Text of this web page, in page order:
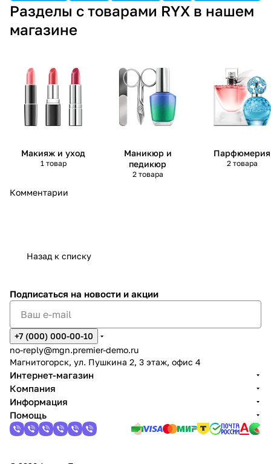
Разделы с товарами RYX в нашем
магазине
Макияж и уход
1 товар
Маникюр и
педикюр
2 товара
Парфюмерия
2 товара
Комментарии
Назад к списку
Подписаться на новости и акции
+7 (000) 000-00-10
no-reply@mgn.premier-demo.ru
Магнитогорск, ул. Пушкина 2, 3 этаж, офис 4
Интернет-магазин
Компания
Информация
Помощь